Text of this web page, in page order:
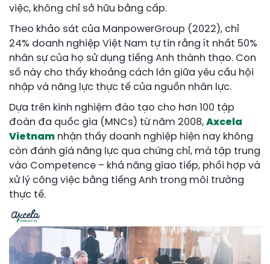
việc, không chỉ sở hữu bằng cấp.
Theo khảo sát của ManpowerGroup (2022), chỉ
24% doanh nghiệp Việt Nam tự tin rằng ít nhất 50%
nhân sự của họ sử dụng tiếng Anh thành thạo. Con
số này cho thấy khoảng cách lớn giữa yêu cầu hội
nhập và năng lực thực tế của nguồn nhân lực.
Dựa trên kinh nghiệm đào tạo cho hơn 100 tập
đoàn đa quốc gia (MNCs) từ năm 2008, Axcela
Vietnam nhận thấy doanh nghiệp hiện nay không
còn đánh giá năng lực qua chứng chỉ, mà tập trung
vào Competence – khả năng giao tiếp, phối hợp và
xử lý công việc bằng tiếng Anh trong môi trường
thực tế.